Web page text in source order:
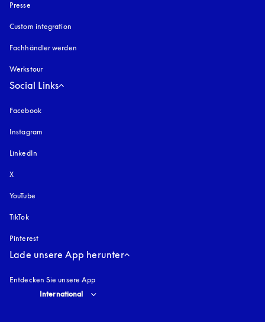
Presse
Custom integration
Fachhändler werden
Werkstour
Social Links
Facebook
Instagram
LinkedIn
X
YouTube
TikTok
Pinterest
Lade unsere App herunter
Entdecken Sie unsere App
Select country and language
International